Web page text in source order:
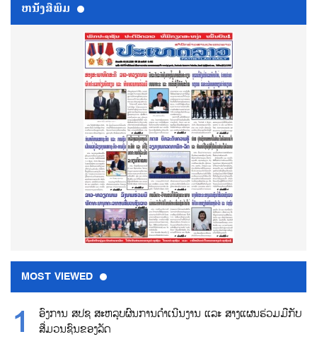
ຫນ້ັງສືພິມ
MOST VIEWED
ອົງການ ສປຊ ສະຫລຸບຜົນການດຳເນີນງານ ແລະ ສາງແຜນຮ່ວມມືກັບ
ສື່ມວນຊົນຂອງລັດ